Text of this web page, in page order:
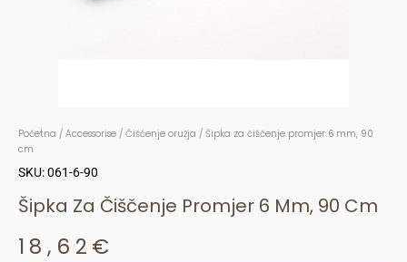
Početna / Accessorise / Čišćenje oružja / Šipka za čiščenje promjer 6 mm, 90
cm
SKU: 061-6-90
Šipka Za Čiščenje Promjer 6 Mm, 90 Cm
18,62 €